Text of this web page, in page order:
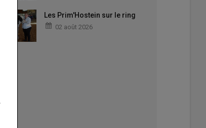
Les Prim'Hostein sur le ring
02 août 2026